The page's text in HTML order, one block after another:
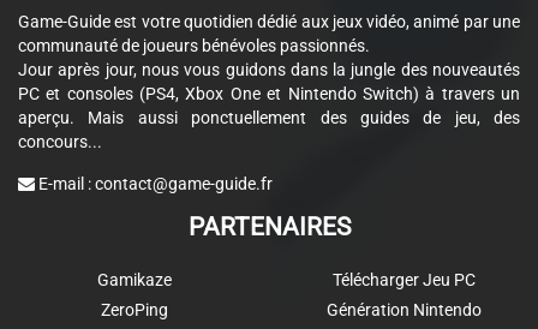
Game-Guide est votre quotidien dédié aux jeux vidéo, animé par une
communauté de joueurs bénévoles passionnés.
Jour après jour, nous vous guidons dans la jungle des nouveautés
PC et consoles (PS4, Xbox One et Nintendo Switch) à travers un
aperçu. Mais aussi ponctuellement des guides de jeu, des
concours...
E-mail :contact@game-guide.fr
PARTENAIRES
Gamikaze
ZeroPing
Télécharger Jeu PC
Génération Nintendo